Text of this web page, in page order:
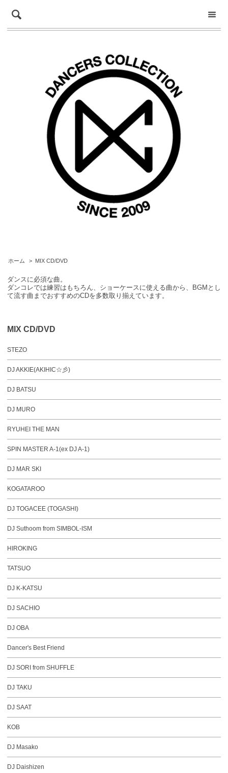
ホーム > MIX CD/DVD
ダンスに必須な曲。
ダンコレでは練習はもちろん、ショーケースに使える曲から、BGMとし
て流す曲までおすすめのCDを多数取り揃えています。
MIX CD/DVD
STEZO
DJ AKKIE(AKIHIC☆彡)
DJ BATSU
DJ MURO
RYUHEI THE MAN
SPIN MASTER A-1(ex DJ A-1)
DJ MAR SKI
KOGATAROO
DJ TOGACEE (TOGASHI)
DJ Suthoom from SIMBOL-ISM
HIROKING
TATSUO
DJ K-KATSU
DJ SACHIO
DJ OBA
Dancer's Best Friend
DJ SORI from SHUFFLE
DJ TAKU
DJ SAAT
KOB
DJ Masako
DJ Daishizen